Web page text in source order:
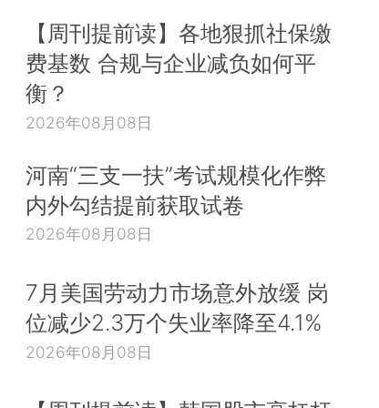
【周刊提前读】各地狠抓社保缴
费基数 合规与企业减负如何平
衡？
2026年08月08日
河南“三支一扶”考试规模化作弊
内外勾结提前获取试卷
2026年08月08日
7月美国劳动力市场意外放缓 岗
位减少2.3万个失业率降至4.1%
2026年08月08日